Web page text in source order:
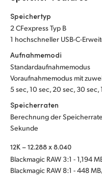
Speichertyp
2 CFexpress Typ B
1 hochschneller USB-C-
Aufnahmemodi
Standardaufnahmemodus
Voraufnahmemodus mit
5 sec, 10 sec, 20 sec, 30 sec,
Speicherraten
Berechnung der
Sekunde
12K – 12.288 x 8.040
Blackmagic RAW 3:1 - 1,194
Blackmagic RAW 8:1 - 448